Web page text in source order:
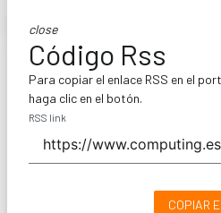
close
Código Rss
Para copiar el enlace RSS en el
haga clic en el botón.
RSS link
COPIAR